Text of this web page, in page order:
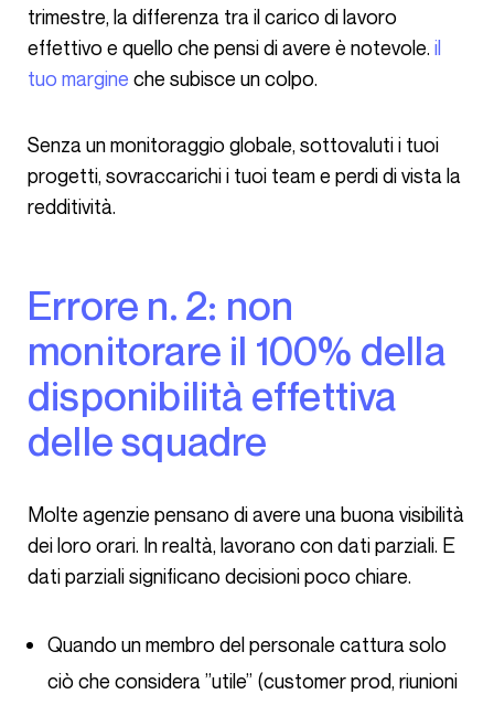
trimestre, la differenza tra il carico di lavoro
effettivo e quello che pensi di avere è notevole. il
tuo margine che subisce un colpo.
Senza un monitoraggio globale, sottovaluti i tuoi
progetti, sovraccarichi i tuoi team e perdi di vista la
redditività.
Errore n. 2: non
monitorare il 100% della
disponibilità effettiva
delle squadre
Molte agenzie pensano di avere una buona visibilità
dei loro orari. In realtà, lavorano con dati parziali. E
dati parziali significano decisioni poco chiare.
Quando un membro del personale cattura solo
ciò che considera ”utile” (customer prod, riunioni